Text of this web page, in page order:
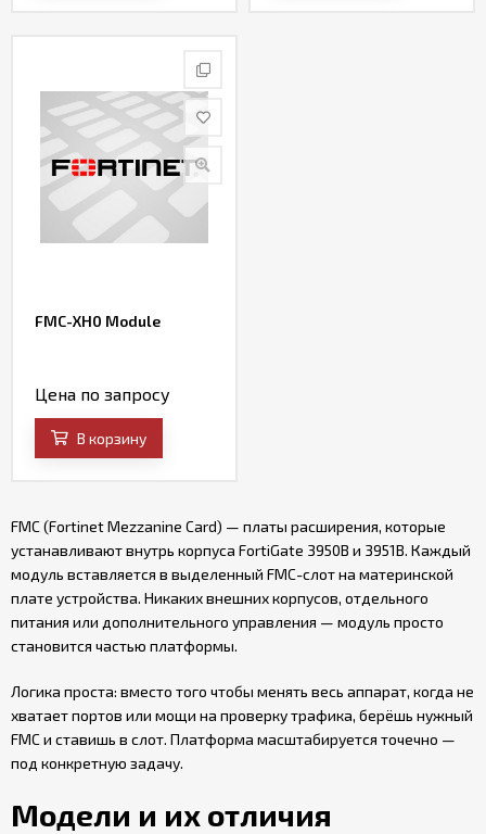
FMC-XH0 Module
Цена по запросу
В корзину
FMC (Fortinet Mezzanine Card) — платы расширения, которые
устанавливают внутрь корпуса FortiGate 3950B и 3951B. Каждый
модуль вставляется в выделенный FMC-слот на материнской
плате устройства. Никаких внешних корпусов, отдельного
питания или дополнительного управления — модуль просто
становится частью платформы.
Логика проста: вместо того чтобы менять весь аппарат, когда не
хватает портов или мощи на проверку трафика, берёшь нужный
FMC и ставишь в слот. Платформа масштабируется точечно —
под конкретную задачу.
Модели и их отличия